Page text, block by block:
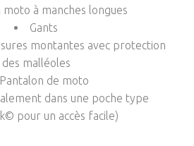
moto à manches longues
Gants
montantes avec protection
des malléoles
Pantalon de moto
dans une poche type
pour un accès facile)